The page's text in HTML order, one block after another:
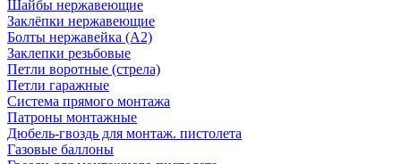
Шайбы нержавеющие
Заклёпки нержавеющие
Болты нержавейка (А2)
Заклепки резьбовые
Петли воротные (стрела)
Петли гаражные
Система прямого монтажа
Патроны монтажные
Дюбель-гвоздь для монтаж. пистолета
Газовые баллоны